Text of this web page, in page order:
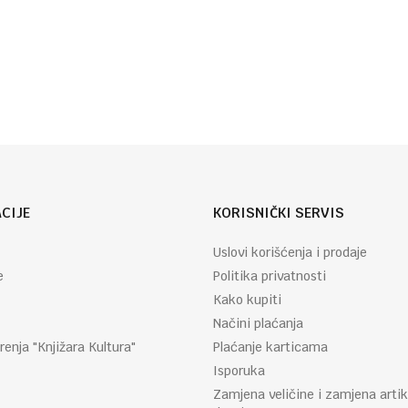
"Knjižara Kultura"
KORISNIČKI SERVIS
Uslovi korišćenja i prodaje
Politika privatnosti
Kako kupiti
Načini plaćanja
Plaćanje karticama
Isporuka
Zamjena veličine i zamjena